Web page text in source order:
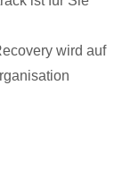
wird auf